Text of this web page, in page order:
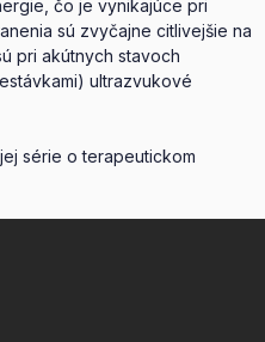
čo je vynikajúce pri
sú zvyčajne citlivejšie na
pri akútnych stavoch
ultrazvukové
série o terapeutickom